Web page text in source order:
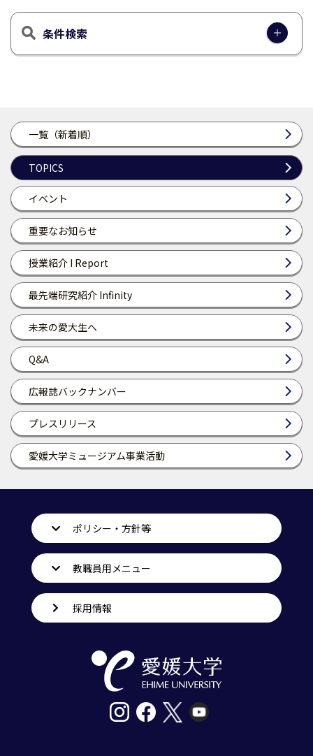
一覧（新着順）
TOPICS
イベント
重要なお知らせ
授業紹介 I Report
最先端研究紹介 Infinity
未来の愛大生へ
Q&A
広報誌バックナンバー
プレスリリース
愛媛大学ミュージアム事業活動
条件検索
ポリシー・方針等
教職員用メニュー
採用情報